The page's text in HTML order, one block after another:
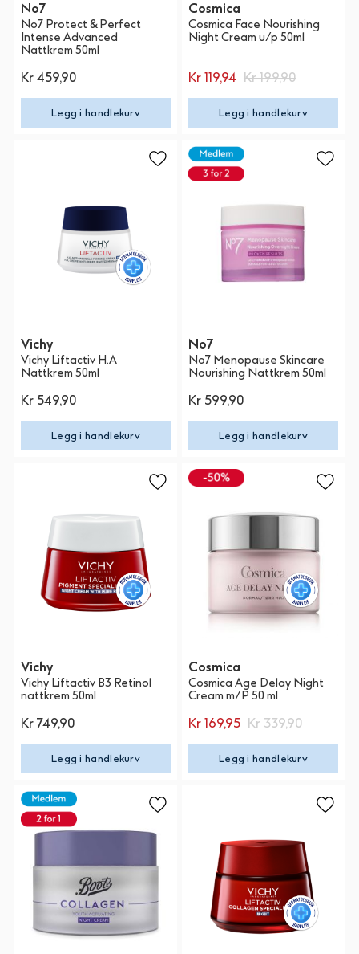
No7
No7 Protect & Perfect
Intense Advanced
Nattkrem 50ml
Kr 459,90
Legg i handlekurv
Cosmica
Cosmica Face Nourishing
Night Cream u/p 50ml
Kr 119,94 Kr 199,90
Legg i handlekurv
Vichy
Vichy Liftactiv H.A
Nattkrem 50ml
Kr 549,90
Legg i handlekurv
No7
No7 Menopause Skincare
Nourishing Nattkrem 50ml
Kr 599,90
Legg i handlekurv
Vichy
Vichy Liftactiv B3 Retinol
nattkrem 50ml
Kr 749,90
Legg i handlekurv
Cosmica
Cosmica Age Delay Night
Cream m/P 50 ml
Kr 169,95 Kr 339,90
Legg i handlekurv